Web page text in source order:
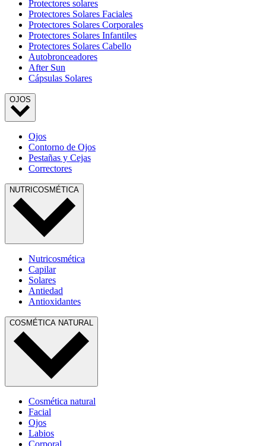
Protectores solares
Protectores Solares Faciales
Protectores Solares Corporales
Protectores Solares Infantiles
Protectores Solares Cabello
Autobronceadores
After Sun
Cápsulas Solares
OJOS
Ojos
Contorno de Ojos
Pestañas y Cejas
Correctores
NUTRICOSMÉTICA
Nutricosmética
Capilar
Solares
Antiedad
Antioxidantes
COSMÉTICA NATURAL
Cosmética natural
Facial
Ojos
Labios
Corporal